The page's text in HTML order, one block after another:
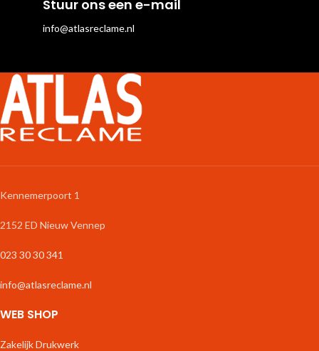
Stuur ons een e-mail
info@atlasreclame.nl
Kennemerpoort 1
2152 ED Nieuw Vennep
023 30 30 341
info@atlasreclame.nl
WEB SHOP
Zakelijk Drukwerk